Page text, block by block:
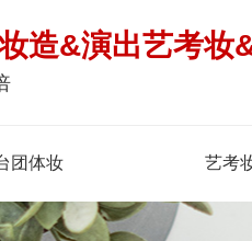
造&演出艺考妆
团体妆 艺考